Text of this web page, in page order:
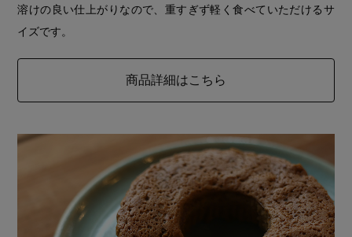
溶けの良い仕上がりなので、重すぎず軽く食べていただけるサ
イズです。
商品詳細はこちら